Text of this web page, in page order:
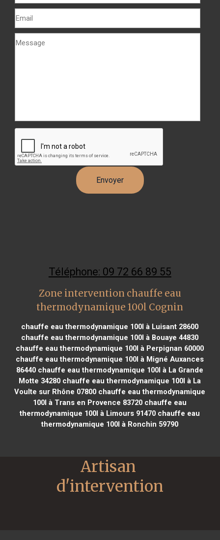
Téléphone: 09 72 66 89 55
Zone intervention chauffe eau
thermodynamique 100l Cognin
chauffe eau thermodynamique 100l à Luisant 28600
chauffe eau thermodynamique 100l à Bouaye 44830
chauffe eau thermodynamique 100l à Perpignan 60000
chauffe eau thermodynamique 100l à Migné Auxances
86440 chauffe eau thermodynamique 100l à La Grande
Motte 34280 chauffe eau thermodynamique 100l à La
Voulte sur Rhône 07800 chauffe eau thermodynamique
100l à Trans en Provence 83720 chauffe eau
thermodynamique 100l à Limours 91470 chauffe eau
thermodynamique 100l à Ronchin 59790
Artisan
d'intervention